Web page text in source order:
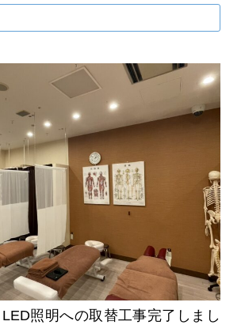
照明への取替工事完了しまし